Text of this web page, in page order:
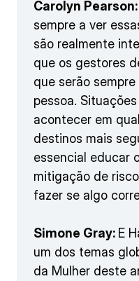
Carolyn Pearson:
sempre a ver
são realmente
que os gestores
que serão
pessoa.
acontecer em
destinos mais
essencial educar
mitigação de
fazer se algo
Simone Gray: E
um dos temas
da Mulher deste